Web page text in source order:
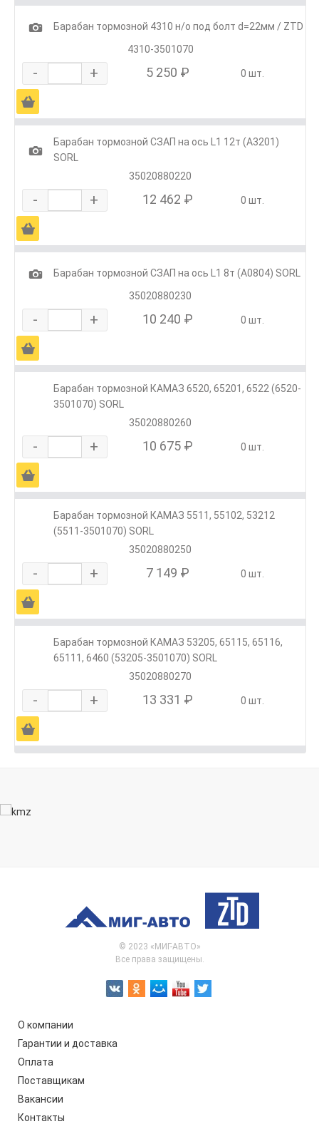
1
Барабан тормозной 4310 н/о под болт d=22мм / ZTD
4310-3501070
- + 5 250 ₽ 0 шт.
Ä
1
Барабан тормозной СЗАП на ось L1 12т (А3201)
SORL
35020880220
- + 12 462 ₽ 0 шт.
Ä
1
Барабан тормозной СЗАП на ось L1 8т (А0804) SORL
35020880230
- + 10 240 ₽ 0 шт.
Ä
Барабан тормозной КАМАЗ 6520, 65201, 6522 (6520-
3501070) SORL
35020880260
- + 10 675 ₽ 0 шт.
Ä
Барабан тормозной КАМАЗ 5511, 55102, 53212
(5511-3501070) SORL
35020880250
- + 7 149 ₽ 0 шт.
Ä
Барабан тормозной КАМАЗ 53205, 65115, 65116,
65111, 6460 (53205-3501070) SORL
35020880270
- + 13 331 ₽ 0 шт.
Ä
© 2023 «МИГ-АВТО»
Все права защищены.
О компании
Гарантии и доставка
Оплата
Поставщикам
Вакансии
Контакты